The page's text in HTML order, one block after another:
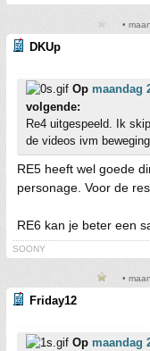
•
DKUp
Op maandag
volgende:
Re4 uitgespeeld. Ik
de videos ivm
RE5 heeft wel goede
personage. Voor de
RE6 kan je beter een
SOONY
•
Friday12
Op maandag